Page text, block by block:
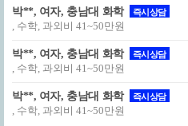
박**, 여자, 충남대 화학 즉시상담
, 수학, 과외비 41~50만원
박**, 여자, 충남대 화학 즉시상담
, 수학, 과외비 41~50만원
박**, 여자, 충남대 화학 즉시상담
, 수학, 과외비 41~50만원